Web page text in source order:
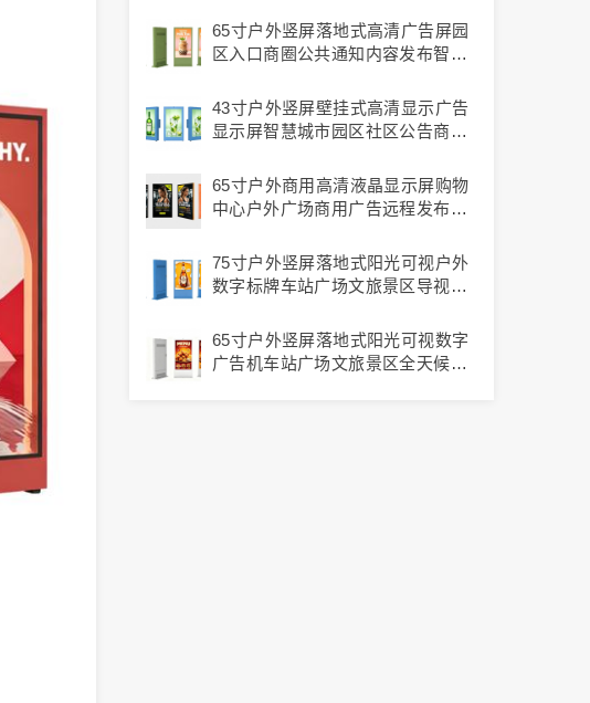
65寸户外竖屏落地式高清广告屏园
区入口商圈公共通知内容发布智显
43寸户外竖屏壁挂式高清显示广告
显示屏智慧城市园区社区公告商业
65寸户外商用高清液晶显示屏购物
中心户外广场商用广告远程发布智
75寸户外竖屏落地式阳光可视户外
数字标牌车站广场文旅景区导视宣
65寸户外竖屏落地式阳光可视数字
广告机车站广场文旅景区全天候内